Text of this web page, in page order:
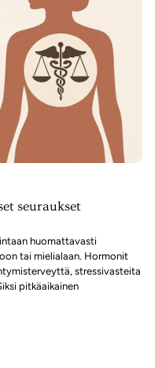
seuraukset
huomattavasti
tai mielialaan. Hormonit
stressivasteita
pitkäaikainen